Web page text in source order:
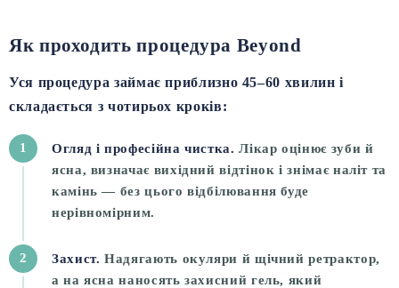
Як проходить процедура Beyond
Уся процедура займає приблизно 45–60 хвилин і
складається з чотирьох кроків:
1 Огляд і професійна чистка. Лікар оцінює зуби й
ясна, визначає вихідний відтінок і знімає наліт та
камінь — без цього відбілювання буде
нерівномірним.
2 Захист. Надягають окуляри й щічний ретрактор,
а на ясна наносять захисний гель, який